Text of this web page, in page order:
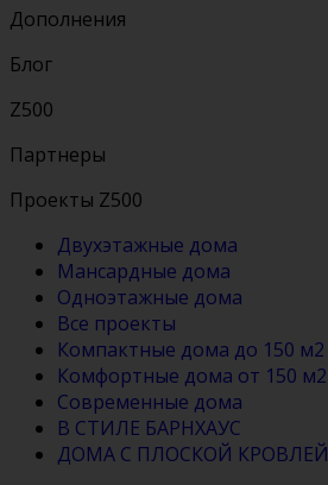
Дополнения
Блог
Z500
Партнеры
Проекты Z500
Двухэтажные дома
Мансардные дома
Одноэтажные дома
Все проекты
Компактные дома до 150 м2
Комфортные дома от 150 м2
Современные дома
В СТИЛЕ БАРНХАУС
ДОМА С ПЛОСКОЙ КРОВЛЕЙ